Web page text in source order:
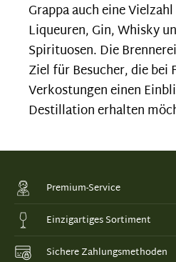
Grappa auch eine
Liqueuren, Gin, Whisky
Spirituosen. Die
Ziel für Besucher, die bei
Verkostungen einen
Destillation erhalten
Premium-Service
Einzigartiges Sortiment
Sichere Zahlungsmethoden